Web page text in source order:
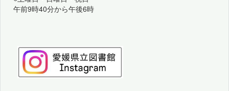
午前9時40分から午後6時